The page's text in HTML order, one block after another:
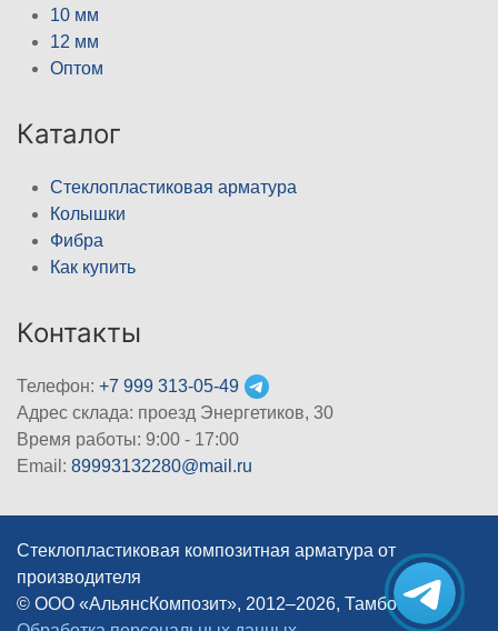
10 мм
12 мм
Оптом
Каталог
Стеклопластиковая арматура
Колышки
Фибра
Как купить
Контакты
Телефон: +7 999 313-05-49
Адрес склада: проезд Энергетиков, 30
Время работы: 9:00 - 17:00
Email: 89993132280@mail.ru
Стеклопластиковая композитная арматура от
производителя
© ООО «АльянсКомпозит», 2012–2026, Тамбов
|